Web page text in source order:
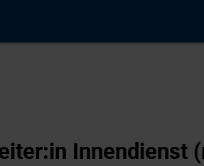
Innendienst